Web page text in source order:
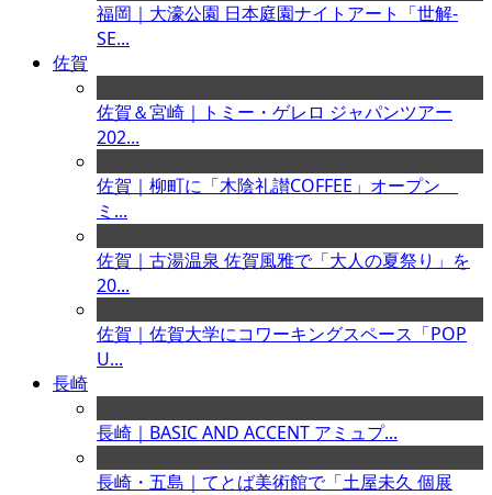
福岡｜大濠公園 日本庭園ナイトアート「世解-
SE...
佐賀
佐賀＆宮崎｜トミー・ゲレロ ジャパンツアー
202...
佐賀｜柳町に「木陰礼讃COFFEE」オープン
ミ...
佐賀｜古湯温泉 佐賀風雅で「大人の夏祭り」を
20...
佐賀｜佐賀大学にコワーキングスペース「POP
U...
長崎
長崎｜BASIC AND ACCENT アミュプ...
長崎・五島｜てとば美術館で「土屋未久 個展